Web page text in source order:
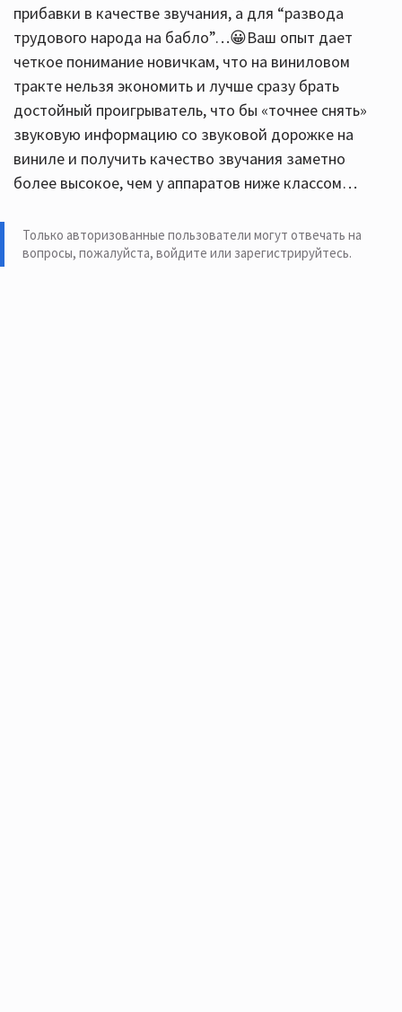
прибавки в качестве звучания, а для “развода
трудового народа на бабло”…😀Ваш опыт дает
четкое понимание новичкам, что на виниловом
тракте нельзя экономить и лучше сразу брать
достойный проигрыватель, что бы «точнее снять»
звуковую информацию со звуковой дорожке на
виниле и получить качество звучания заметно
более высокое, чем у аппаратов ниже классом…
Только авторизованные пользователи могут отвечать на
вопросы, пожалуйста, войдите или зарегистрируйтесь.